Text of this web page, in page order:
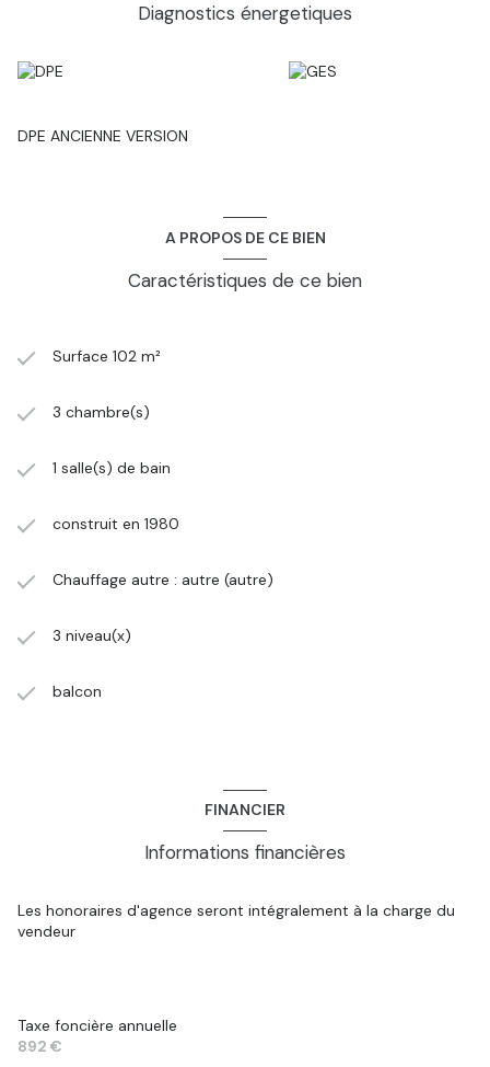
Diagnostics énergetiques
DPE ANCIENNE VERSION
A PROPOS DE CE BIEN
Caractéristiques de ce bien
Surface 102 m²
3 chambre(s)
1 salle(s) de bain
construit en 1980
Chauffage autre : autre (autre)
3 niveau(x)
balcon
FINANCIER
Informations financières
Les honoraires d'agence seront intégralement à la charge du
vendeur
Taxe foncière annuelle
892 €